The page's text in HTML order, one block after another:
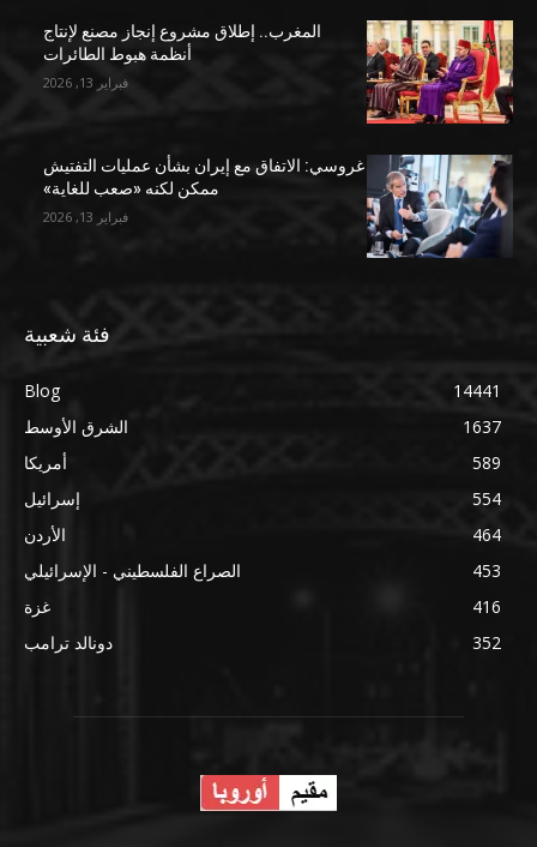
المغرب.. إطلاق مشروع إنجاز مصنع لإنتاج
أنظمة هبوط الطائرات
فبراير 13, 2026
غروسي: الاتفاق مع إيران بشأن عمليات التفتيش
ممكن لكنه «صعب للغاية»
فبراير 13, 2026
فئة شعبية
Blog
14441
الشرق الأوسط
1637
أمريكا
589
إسرائيل
554
الأردن
464
الصراع الفلسطيني - الإسرائيلي
453
غزة
416
دونالد ترامب
352